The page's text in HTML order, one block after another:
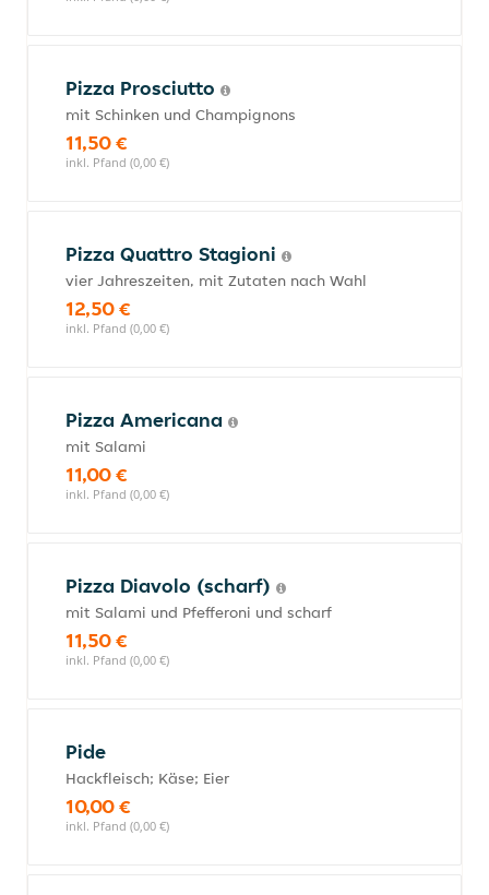
Pizza Prosciutto
mit Schinken und Champignons
11,50 €
inkl. Pfand (0,00 €)
Pizza Quattro Stagioni
vier Jahreszeiten, mit Zutaten nach Wahl
12,50 €
inkl. Pfand (0,00 €)
Pizza Americana
mit Salami
11,00 €
inkl. Pfand (0,00 €)
Pizza Diavolo (scharf)
mit Salami und Pfefferoni und scharf
11,50 €
inkl. Pfand (0,00 €)
Pide
Hackfleisch; Käse; Eier
10,00 €
inkl. Pfand (0,00 €)